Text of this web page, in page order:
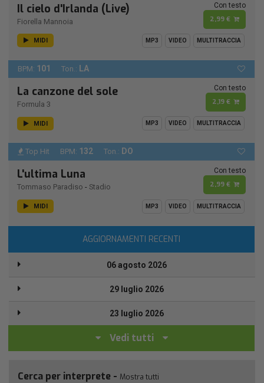
Il cielo d'Irlanda (Live)
Fiorella Mannoia
Con testo
2,99 €
MIDI MP3 VIDEO MULTITRACCIA
BPM: 101 Ton.: LA
La canzone del sole
Formula 3
Con testo
2,19 €
MIDI MP3 VIDEO MULTITRACCIA
Top Hit BPM: 132 Ton.: DO
L'ultima Luna
Tommaso Paradiso - Stadio
Con testo
2,99 €
MIDI MP3 VIDEO MULTITRACCIA
AGGIORNAMENTI RECENTI
06 agosto 2026
29 luglio 2026
23 luglio 2026
Vedi tutti
Cerca per interprete - Mostra tutti